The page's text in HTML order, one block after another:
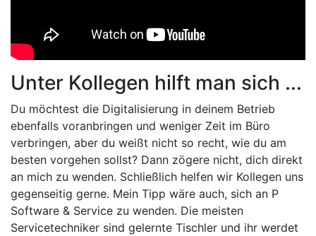
Unter Kollegen hilft man sich ...
Du möchtest die Digitalisierung in deinem Betrieb
ebenfalls voranbringen und weniger Zeit im Büro
verbringen, aber du weißt nicht so recht, wie du am
besten vorgehen sollst? Dann zögere nicht, dich direkt
an mich zu wenden. Schließlich helfen wir Kollegen uns
gegenseitig gerne. Mein Tipp wäre auch, sich an P
Software & Service zu wenden. Die meisten
Servicetechniker sind gelernte Tischler und ihr werdet